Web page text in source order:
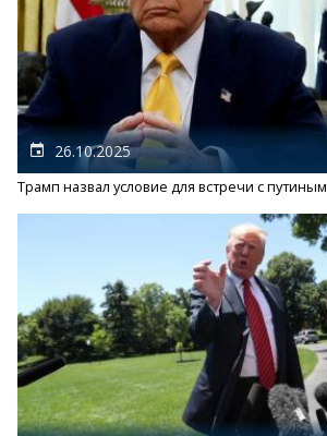
26.10.2025
Трамп назвал условие для встречи с путиным